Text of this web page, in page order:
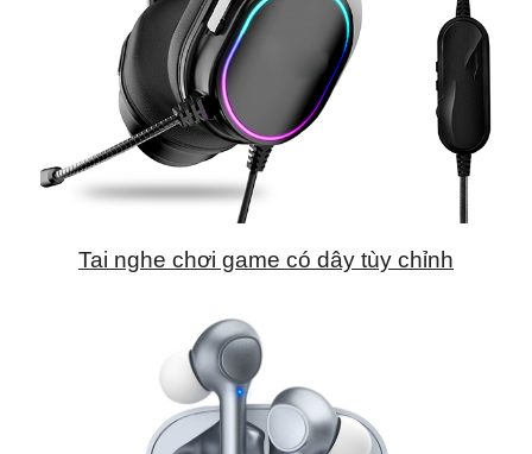
Tai nghe chơi game có dây tùy chỉnh